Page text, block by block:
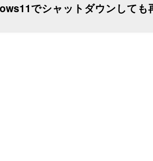
でシャットダウンしても